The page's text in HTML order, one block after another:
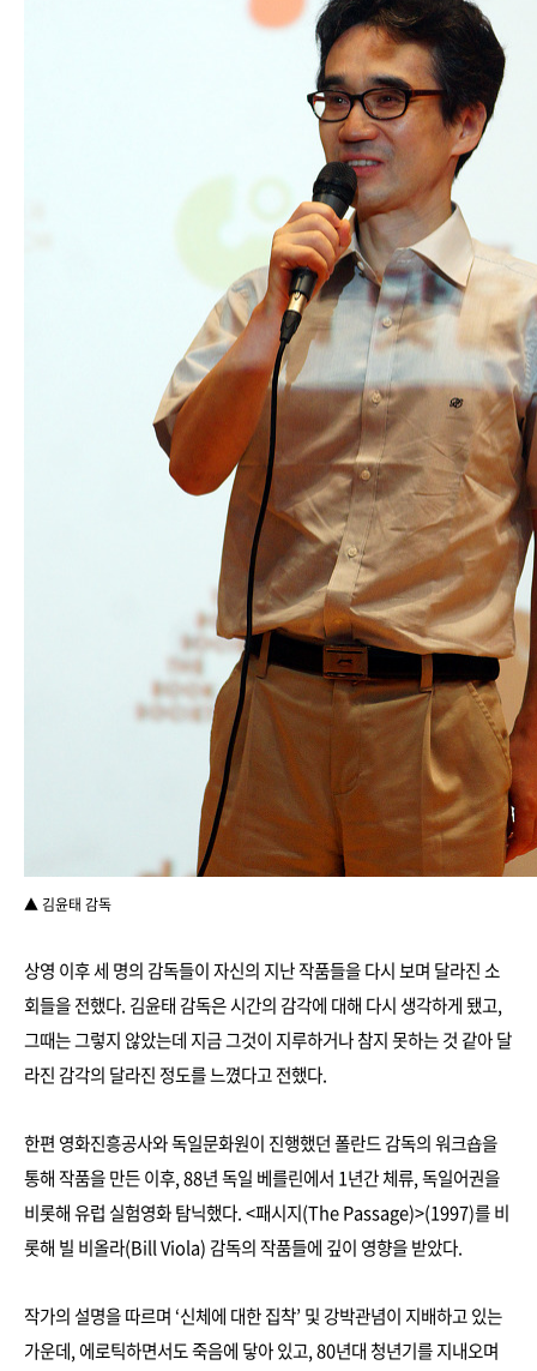
▲ 김윤태 감독
상영 이후 세 명의 감독들이 자신의 지난 작품들을 다시 보며 달라진 소
회들을 전했다. 김윤태 감독은 시간의 감각에 대해 다시 생각하게 됐고,
그때는 그렇지 않았는데 지금 그것이 지루하거나 참지 못하는 것 같아 달
라진 감각의 달라진 정도를 느꼈다고 전했다.
한편 영화진흥공사와 독일문화원이 진행했던 폴란드 감독의 워크숍을
통해 작품을 만든 이후, 88년 독일 베를린에서 1년간 체류, 독일어권을
비롯해 유럽 실험영화 탐닉했다. <패시지(The Passage)>(1997)를 비
롯해 빌 비올라(Bill Viola) 감독의 작품들에 깊이 영향을 받았다.
작가의 설명을 따르며 ‘신체에 대한 집착’ 및 강박관념이 지배하고 있는
가운데, 에로틱하면서도 죽음에 닿아 있고, 80년대 청년기를 지내오며